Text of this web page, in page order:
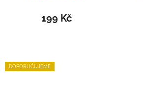
199 Kč
DOPORUČUJEME